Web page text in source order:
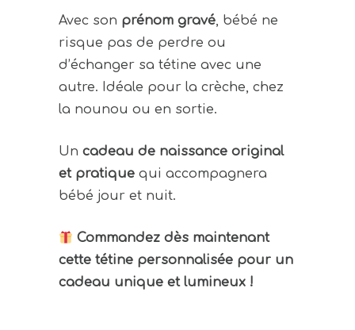
Avec son prénom gravé, bébé ne
risque pas de perdre ou
d’échanger sa tétine avec une
autre. Idéale pour la crèche, chez
la nounou ou en sortie.
Un cadeau de naissance original
et pratique qui accompagnera
bébé jour et nuit.
Commandez dès maintenant
cette tétine personnalisée pour un
cadeau unique et lumineux !